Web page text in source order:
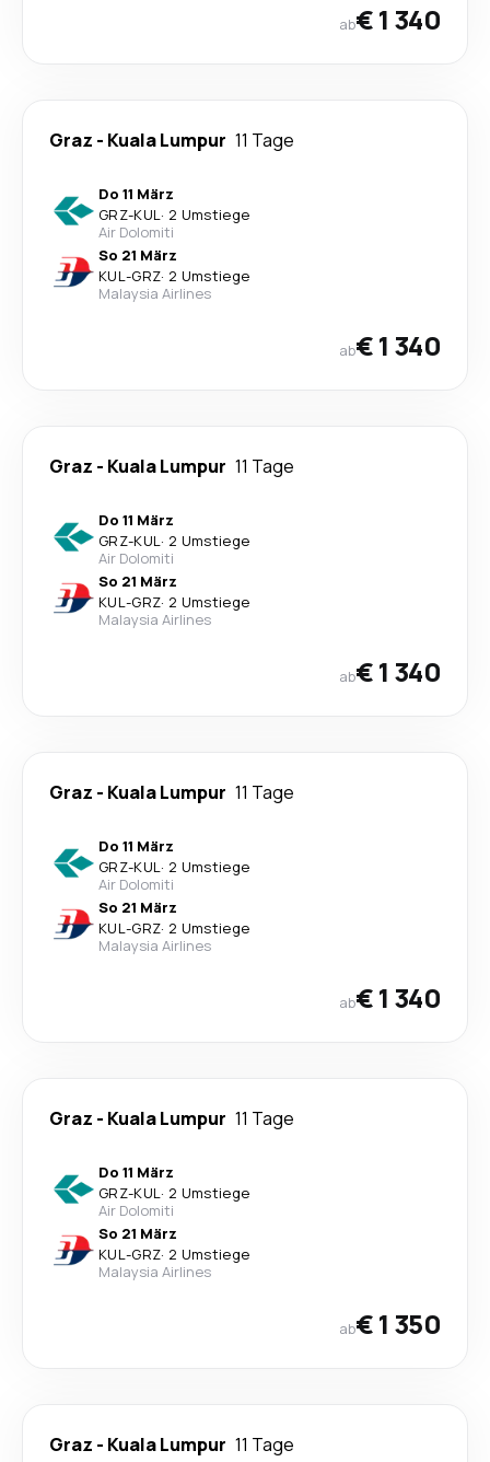
ab€ 1 340
Graz - Kuala Lumpur 11 Tage
Do 11 März
GRZ-KUL· 2 Umstiege
Air Dolomiti
So 21 März
KUL-GRZ· 2 Umstiege
Malaysia Airlines
ab€ 1 340
Graz - Kuala Lumpur 11 Tage
Do 11 März
GRZ-KUL· 2 Umstiege
Air Dolomiti
So 21 März
KUL-GRZ· 2 Umstiege
Malaysia Airlines
ab€ 1 340
Graz - Kuala Lumpur 11 Tage
Do 11 März
GRZ-KUL· 2 Umstiege
Air Dolomiti
So 21 März
KUL-GRZ· 2 Umstiege
Malaysia Airlines
ab€ 1 340
Graz - Kuala Lumpur 11 Tage
Do 11 März
GRZ-KUL· 2 Umstiege
Air Dolomiti
So 21 März
KUL-GRZ· 2 Umstiege
Malaysia Airlines
ab€ 1 350
Graz - Kuala Lumpur 11 Tage